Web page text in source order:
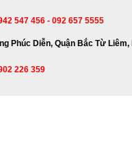
547 456 - 092 657 5555
Phúc Diễn, Quận Bắc Từ Liêm,
226 359